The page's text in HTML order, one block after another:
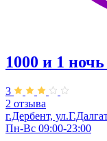
1000 и 1
3
2 отзыва
г.Дербент,
Пн-Вс 09:00-23:00